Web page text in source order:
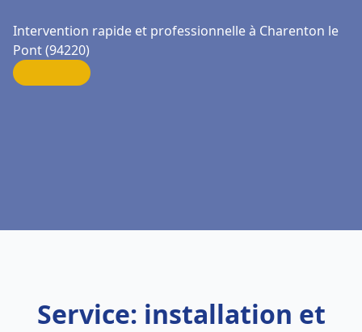
Intervention rapide et professionnelle à Charenton le
Pont (94220)
Service: installation et